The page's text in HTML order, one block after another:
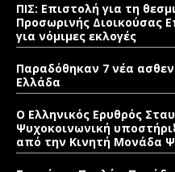
ΠΙΣ: Επιστολή για τη
Προσωρινής Διοικούσας
για νόμιμες εκλογές
Παραδόθηκαν 7 νέα
Ελλάδα
Ο Ελληνικός Ερυθρός
Ψυχοκοινωνική
από την Κινητή Μονάδα